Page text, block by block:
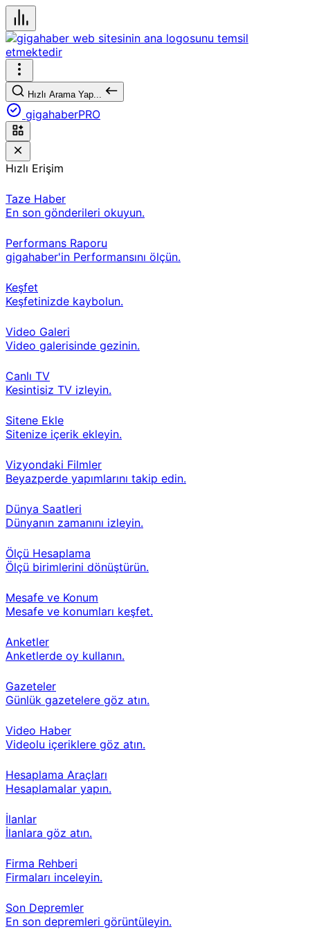
Hızlı Arama Yap...
gigahaberPRO
Hızlı Erişim
Taze Haber
En son gönderileri okuyun.
Performans Raporu
gigahaber'in Performansını ölçün.
Keşfet
Keşfetinizde kaybolun.
Video Galeri
Video galerisinde gezinin.
Canlı TV
Kesintisiz TV izleyin.
Sitene Ekle
Sitenize içerik ekleyin.
Vizyondaki Filmler
Beyazperde yapımlarını takip edin.
Dünya Saatleri
Dünyanın zamanını izleyin.
Ölçü Hesaplama
Ölçü birimlerini dönüştürün.
Mesafe ve Konum
Mesafe ve konumları keşfet.
Anketler
Anketlerde oy kullanın.
Gazeteler
Günlük gazetelere göz atın.
Video Haber
Videolu içeriklere göz atın.
Hesaplama Araçları
Hesaplamalar yapın.
İlanlar
İlanlara göz atın.
Firma Rehberi
Firmaları inceleyin.
Son Depremler
En son depremleri görüntüleyin.